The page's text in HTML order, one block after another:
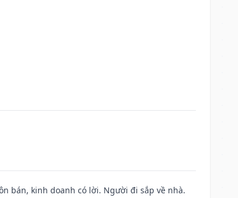
bán, kinh doanh có lời. Người đi sắp về nhà.